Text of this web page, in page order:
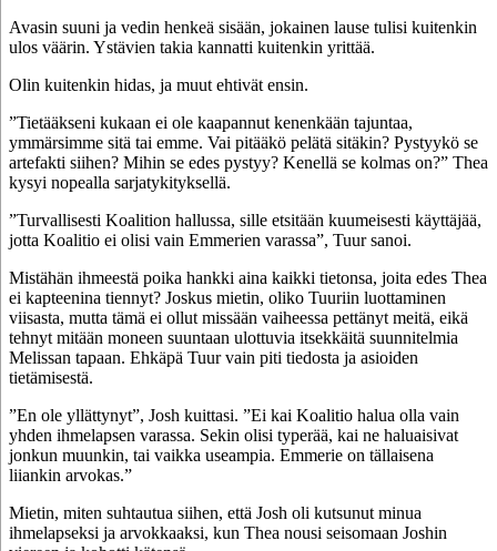
Avasin suuni ja vedin henkeä sisään, jokainen lause tulisi kuitenkin
ulos väärin. Ystävien takia kannatti kuitenkin yrittää.
Olin kuitenkin hidas, ja muut ehtivät ensin.
”Tietääkseni kukaan ei ole kaapannut kenenkään tajuntaa,
ymmärsimme sitä tai emme. Vai pitääkö pelätä sitäkin? Pystyykö se
artefakti siihen? Mihin se edes pystyy? Kenellä se kolmas on?” Thea
kysyi nopealla sarjatykityksellä.
”Turvallisesti Koalition hallussa, sille etsitään kuumeisesti käyttäjää,
jotta Koalitio ei olisi vain Emmerien varassa”, Tuur sanoi.
Mistähän ihmeestä poika hankki aina kaikki tietonsa, joita edes Thea
ei kapteenina tiennyt? Joskus mietin, oliko Tuuriin luottaminen
viisasta, mutta tämä ei ollut missään vaiheessa pettänyt meitä, eikä
tehnyt mitään moneen suuntaan ulottuvia itsekkäitä suunnitelmia
Melissan tapaan. Ehkäpä Tuur vain piti tiedosta ja asioiden
tietämisestä.
”En ole yllättynyt”, Josh kuittasi. ”Ei kai Koalitio halua olla vain
yhden ihmelapsen varassa. Sekin olisi typerää, kai ne haluaisivat
jonkun muunkin, tai vaikka useampia. Emmerie on tällaisena
liiankin arvokas.”
Mietin, miten suhtautua siihen, että Josh oli kutsunut minua
ihmelapseksi ja arvokkaaksi, kun Thea nousi seisomaan Joshin